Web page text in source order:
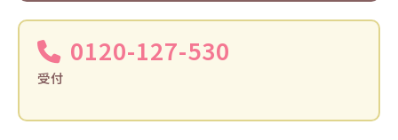
0120-127-530
受付